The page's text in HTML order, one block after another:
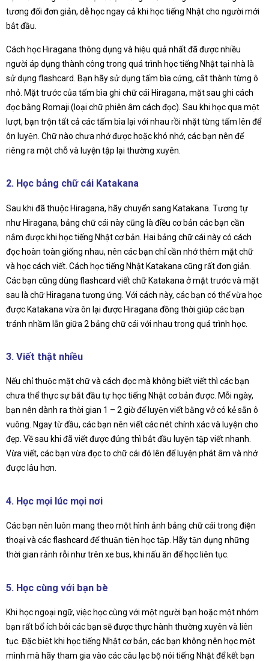
tương đối đơn giản, dễ học ngay cả khi học tiếng Nhật cho người mới
bắt đầu.
Cách học Hiragana thông dụng và hiệu quả nhất đã được nhiều
người áp dụng thành công trong quá trình học tiếng Nhật tại nhà là
sử dụng flashcard. Bạn hãy sử dụng tấm bìa cứng, cắt thành từng ô
nhỏ. Mặt trước của tấm bìa ghi chữ cái Hiragana, mặt sau ghi cách
đọc bằng Romaji (loại chữ phiên âm cách đọc). Sau khi học qua một
lượt, bạn trộn tất cả các tấm bìa lại với nhau rồi nhặt từng tấm lên để
ôn luyện. Chữ nào chưa nhớ được hoặc khó nhớ, các bạn nên để
riêng ra một chỗ và luyện tập lại thường xuyên.
2. Học bảng chữ cái Katakana
Sau khi đã thuộc Hiragana, hãy chuyển sang Katakana. Tương tự
như Hiragana, bảng chữ cái này cũng là điều cơ bản các bạn cần
nắm được khi học tiếng Nhật cơ bản. Hai bảng chữ cái này có cách
đọc hoàn toàn giống nhau, nên các bạn chỉ cần nhớ thêm mặt chữ
và học cách viết. Cách học tiếng Nhật Katakana cũng rất đơn giản.
Các bạn cũng dùng flashcard viết chữ Katakana ở mặt trước và mặt
sau là chữ Hiragana tương ứng. Với cách này, các bạn có thể vừa học
được Katakana vừa ôn lại được Hiragana đồng thời giúp các bạn
tránh nhầm lẫn giữa 2 bảng chữ cái với nhau trong quá trình học.
3. Viết thật nhiều
Nếu chỉ thuộc mặt chữ và cách đọc mà không biết viết thì các bạn
chưa thể thực sự bắt đầu tự học tiếng Nhật cơ bản được. Mỗi ngày,
bạn nên dành ra thời gian 1 – 2 giờ để luyện viết bằng vở có kẻ sẵn ô
vuông. Ngay từ đầu, các bạn nên viết các nét chính xác và luyện cho
đẹp. Về sau khi đã viết được đúng thì bắt đầu luyện tập viết nhanh.
Vừa viết, các bạn vừa đọc to chữ cái đó lên để luyện phát âm và nhớ
được lâu hơn.
4. Học mọi lúc mọi nơi
Các bạn nên luôn mang theo một hình ảnh bảng chữ cái trong điện
thoại và các flashcard để thuận tiện học tập. Hãy tận dụng những
thời gian rảnh rỗi như trên xe bus, khi nấu ăn để học liên tục.
5. Học cùng với bạn bè
Khi học ngoại ngữ, việc học cùng với một người bạn hoặc một nhóm
bạn rất bổ ích bởi các bạn sẽ được thực hành thường xuyên và liên
tục. Đặc biệt khi học tiếng Nhật cơ bản, các bạn không nên học một
mình mà hãy tham gia vào các câu lạc bộ nói tiếng Nhật để kết bạn